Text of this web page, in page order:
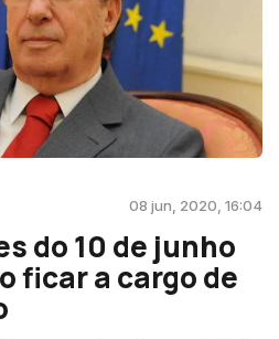
08 jun, 2020, 16:04
do 10 de junho
ficar a cargo de